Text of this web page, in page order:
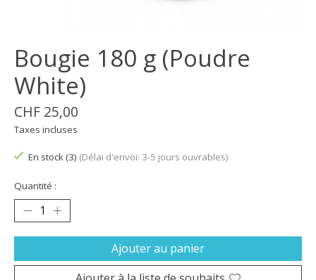
Bougie 180 g (Poudre
White)
CHF 25,00
Taxes incluses
En stock (3) (Délai d'envoi: 3-5 jours ouvrables)
Quantité :
Ajouter au panier